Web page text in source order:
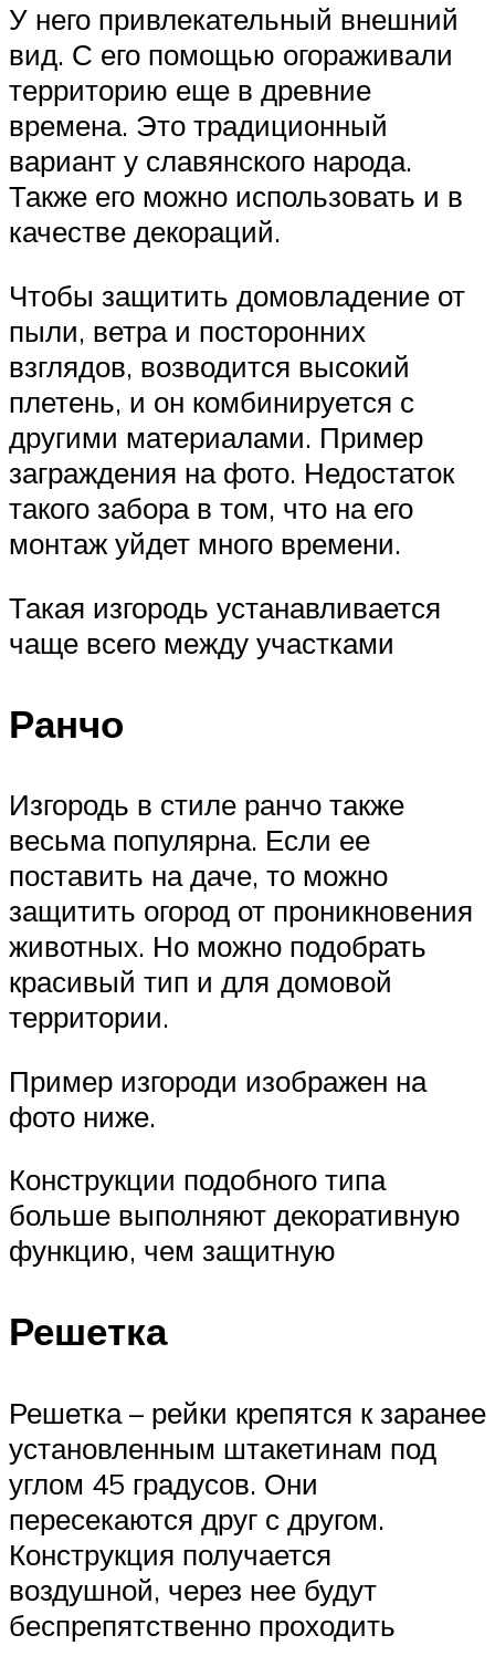
У него привлекательный внешний
вид. С его помощью огораживали
территорию еще в древние
времена. Это традиционный
вариант у славянского народа.
Также его можно использовать и в
качестве декораций.
Чтобы защитить домовладение от
пыли, ветра и посторонних
взглядов, возводится высокий
плетень, и он комбинируется с
другими материалами. Пример
заграждения на фото. Недостаток
такого забора в том, что на его
монтаж уйдет много времени.
Такая изгородь устанавливается
чаще всего между участками
Ранчо
Изгородь в стиле ранчо также
весьма популярна. Если ее
поставить на даче, то можно
защитить огород от проникновения
животных. Но можно подобрать
красивый тип и для домовой
территории.
Пример изгороди изображен на
фото ниже.
Конструкции подобного типа
больше выполняют декоративную
функцию, чем защитную
Решетка
Решетка – рейки крепятся к заранее
установленным штакетинам под
углом 45 градусов. Они
пересекаются друг с другом.
Конструкция получается
воздушной, через нее будут
беспрепятственно проходить